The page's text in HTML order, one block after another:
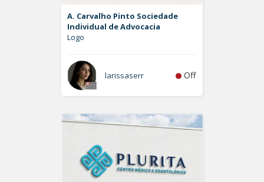
A. Carvalho Pinto Sociedade
Individual de Advocacia
Logo
larissaserr Off